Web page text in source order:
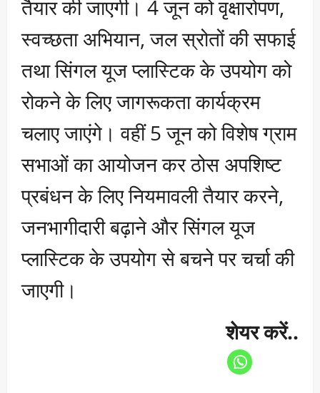
तैयार की जाएगी। 4 जून को वृक्षारोपण,
स्वच्छता अभियान, जल स्रोतों की सफाई
तथा सिंगल यूज प्लास्टिक के उपयोग को
रोकने के लिए जागरूकता कार्यक्रम
चलाए जाएंगे। वहीं 5 जून को विशेष ग्राम
सभाओं का आयोजन कर ठोस अपशिष्ट
प्रबंधन के लिए नियमावली तैयार करने,
जनभागीदारी बढ़ाने और सिंगल यूज
प्लास्टिक के उपयोग से बचने पर चर्चा की
जाएगी।
शेयर करें..